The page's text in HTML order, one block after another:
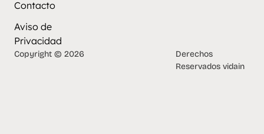
Contacto
Aviso de
Privacidad
Copyright © 2026
Derechos
Reservados vidain